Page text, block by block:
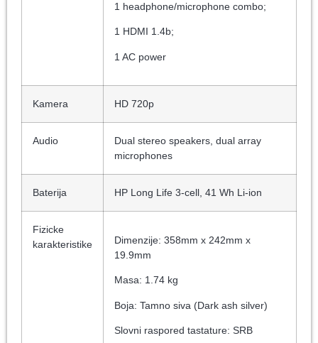
1 headphone/microphone combo;
1 HDMI 1.4b;
1 AC power
Kamera HD 720p
Audio
Dual stereo speakers, dual array
microphones
Baterija HP Long Life 3-cell, 41 Wh Li-ion
Fizicke
karakteristike
Dimenzije: 358mm x 242mm x
19.9mm
Masa: 1.74 kg
Boja: Tamno siva (Dark ash silver)
Slovni raspored tastature: SRB